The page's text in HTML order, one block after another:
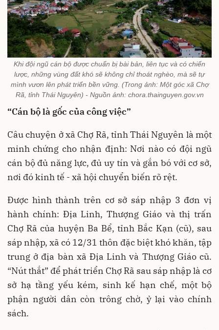
Khi đội ngũ cán bộ được chuẩn bị bài bản, liên tục và có chiến
lược, những vùng đất khó sẽ không chỉ thoát nghèo, mà sẽ tự
mình vươn lên phát triển bền vững. (Trong ảnh: Một góc xã Chợ
Rã, tỉnh Thái Nguyên) - Nguồn ảnh: chora.thainguyen.gov.vn
“Cán bộ là gốc của công việc”
Câu chuyện ở xã Chợ Rã, tỉnh Thái Nguyên là một
minh chứng cho nhận định: Nơi nào có đội ngũ
cán bộ đủ năng lực, đủ uy tín và gắn bó với cơ sở,
nơi đó kinh tế - xã hội chuyển biến rõ rệt.
Được hình thành trên cơ sở sáp nhập 3 đơn vị
hành chính: Địa Linh, Thượng Giáo và thị trấn
Chợ Rã của huyện Ba Bể, tỉnh Bắc Kạn (cũ), sau
sáp nhập, xã có 12/31 thôn đặc biệt khó khăn, tập
trung ở địa bàn xã Địa Linh và Thượng Giáo cũ.
“Nút thắt” để phát triển Chợ Rã sau sáp nhập là cơ
sở hạ tầng yếu kém, sinh kế hạn chế, một bộ
phận người dân còn trông chờ, ỷ lại vào chính
sách.